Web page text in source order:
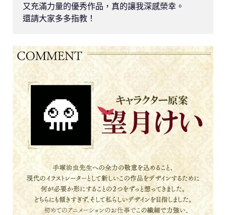
又充滿力量的優秀作品，真的讓我深感榮幸。
還請大家多多指教！